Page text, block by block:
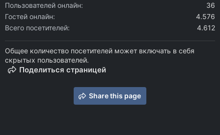
Пользователей онлайн
36
Гостей онлайн
4.576
Всего посетителей
4.612
Общее количество посетителей может включать в себя
скрытых пользователей.
Поделиться страницей
Share this page